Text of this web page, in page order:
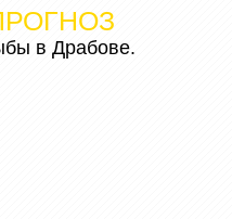
в Драбове.